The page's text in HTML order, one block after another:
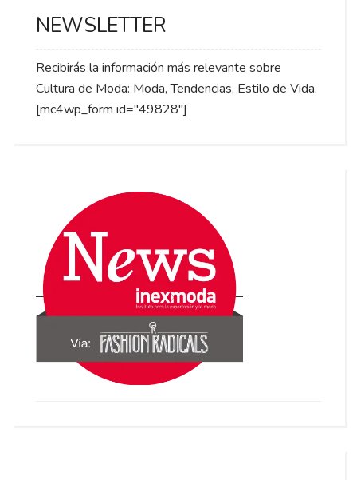
NEWSLETTER
Recibirás la información más relevante sobre
Cultura de Moda: Moda, Tendencias, Estilo de Vida.
[mc4wp_form id="49828"]